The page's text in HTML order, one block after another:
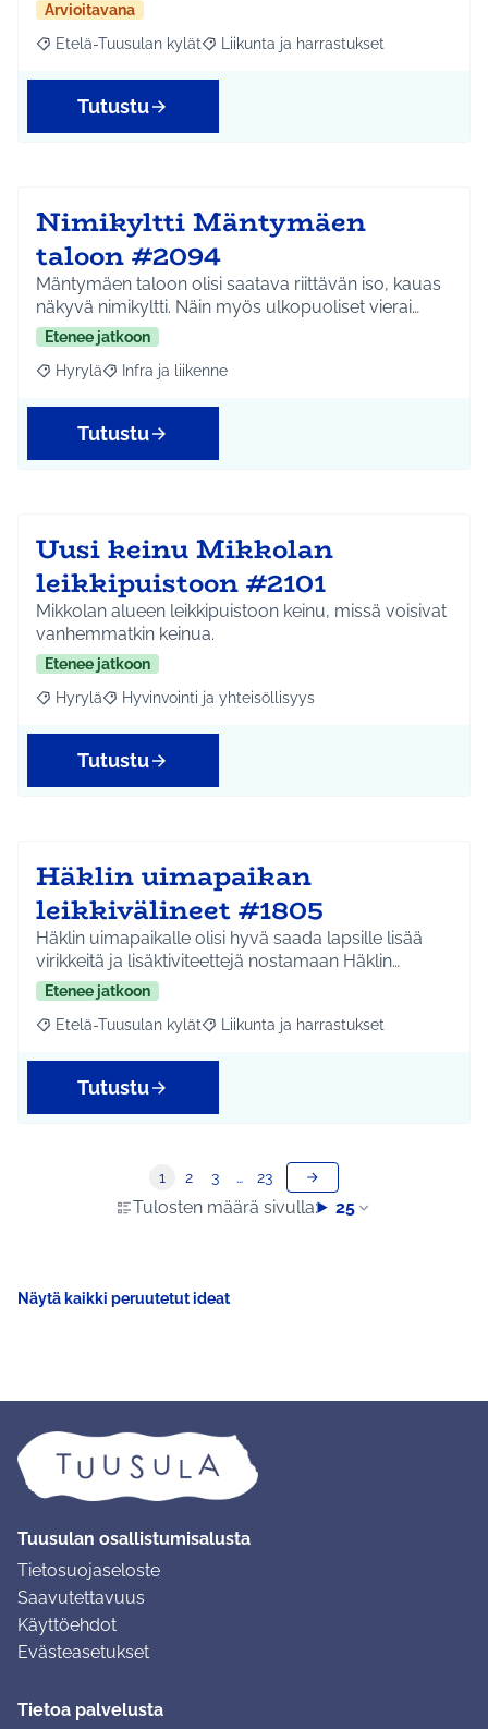
Arvioitavana
Rajaa tulokset aihepiirin mukaan: Etelä-Tuusulan kylät
Etelä-Tuusulan kylät Rajaa tulokset teeman mukaan:
Liikunta ja harrastukset
Tutustu
Nimikyltti Mäntymäen
taloon #2094
Mäntymäen taloon olisi saatava riittävän iso, kauas
näkyvä nimikyltti. Näin myös ulkopuoliset vierai…
Etenee jatkoon
Rajaa tulokset aihepiirin mukaan: Hyrylä
Hyrylä Rajaa tulokset teeman mukaan: Infra ja liikenne
Infra ja liikenne
Tutustu
Uusi keinu Mikkolan
leikkipuistoon #2101
Mikkolan alueen leikkipuistoon keinu, missä voisivat
vanhemmatkin keinua.
Etenee jatkoon
Rajaa tulokset aihepiirin mukaan: Hyrylä
Hyrylä Rajaa tulokset teeman mukaan: Hyvinvointi ja
Hyvinvointi ja yhteisöllisyys
Tutustu
Häklin uimapaikan
leikkivälineet #1805
Häklin uimapaikalle olisi hyvä saada lapsille lisää
virikkeitä ja lisäktiviteettejä nostamaan Häklin…
Etenee jatkoon
Rajaa tulokset aihepiirin mukaan: Etelä-Tuusulan kylät
Etelä-Tuusulan kylät Rajaa tulokset teeman mukaan:
Liikunta ja harrastukset
Tutustu
Tulosten määrä sivulla: 25
1 2 3 … 23
Näytä kaikki peruutetut ideat
Tuusulan osallistumisalusta
Tietosuojaseloste
Saavutettavuus
Käyttöehdot
Evästeasetukset
Tietoa palvelusta